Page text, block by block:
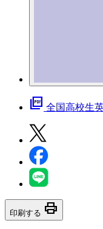
picture_as_pdf 全国高校生
印刷する print